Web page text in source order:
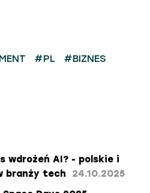
#PL #BIZNES
wdrożeń AI? - polskie i
branży tech 24.10.2025